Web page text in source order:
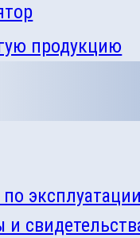
продукцию
эксплуатации
и